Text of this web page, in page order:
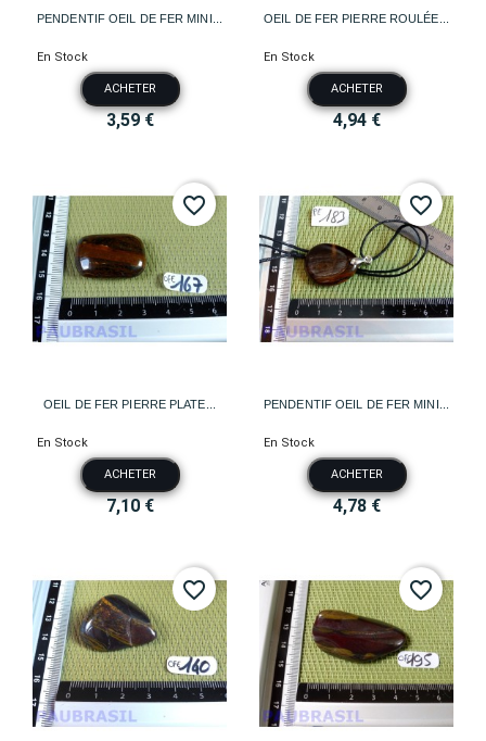
PENDENTIF OEIL DE FER MINI...
En Stock
ACHETER
3,59 €
OEIL DE FER PIERRE ROULÉE...
En Stock
ACHETER
4,94 €
OEIL DE FER PIERRE PLATE...
En Stock
ACHETER
7,10 €
favorite_border
PENDENTIF OEIL DE FER MINI...
En Stock
ACHETER
4,78 €
favorite_border
favorite_border favorite_border